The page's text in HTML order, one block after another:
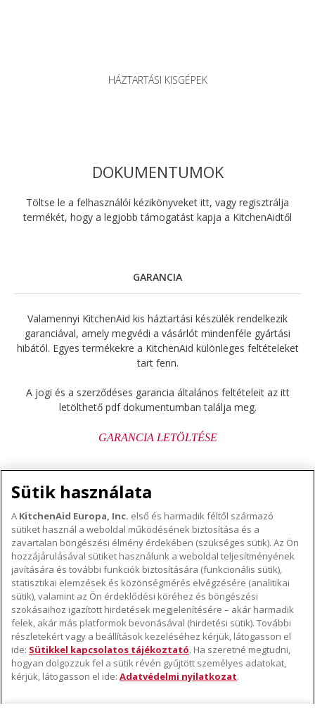
HÁZTARTÁSI KISGÉPEK
DOKUMENTUMOK
Töltse le a felhasználói kézikönyveket itt, vagy regisztrálja
termékét, hogy a legjobb támogatást kapja a KitchenAidtől
GARANCIA
Valamennyi KitchenAid kis háztartási készülék rendelkezik
garanciával, amely megvédi a vásárlót mindenféle gyártási
hibától. Egyes termékekre a KitchenAid különleges feltételeket
tart fenn.
A jogi és a szerződéses garancia általános feltételeit az itt
letölthető pdf dokumentumban találja meg.
GARANCIA LETÖLTÉSE
A KITCHENAID MÁRKÁRÓL
A márka lényege
A márka története
ODR
TÁMOGATÁS
Hol lehet megvenni
Garancia és dokumentumok
Ügyfélszolgálat
KÖVESSEN BENNÜNKET
Sütik használata
A KitchenAid Europa, Inc. első és harmadik féltől származó
sütiket használ a weboldal működésének biztosítása és a
zavartalan böngészési élmény érdekében (szükséges sütik). Az Ön
hozzájárulásával sütiket használunk a weboldal teljesítményének
javítására és további funkciók biztosítására (funkcionális sütik),
statisztikai elemzések és közönségmérés elvégzésére (analitikai
sütik), valamint az Ön érdeklődési köréhez és böngészési
szokásaihoz igazított hirdetések megjelenítésére – akár harmadik
felek, akár más platformok bevonásával (hirdetési sütik). További
részletekért vagy a beállítások kezeléséhez kérjük, látogasson el
ide: Sütikkel kapcsolatos tájékoztató. Ha szeretné megtudni,
hogyan dolgozzuk fel a sütik révén gyűjtött személyes adatokat,
kérjük, látogasson el ide: Adatvédelmi nyilatkozat.